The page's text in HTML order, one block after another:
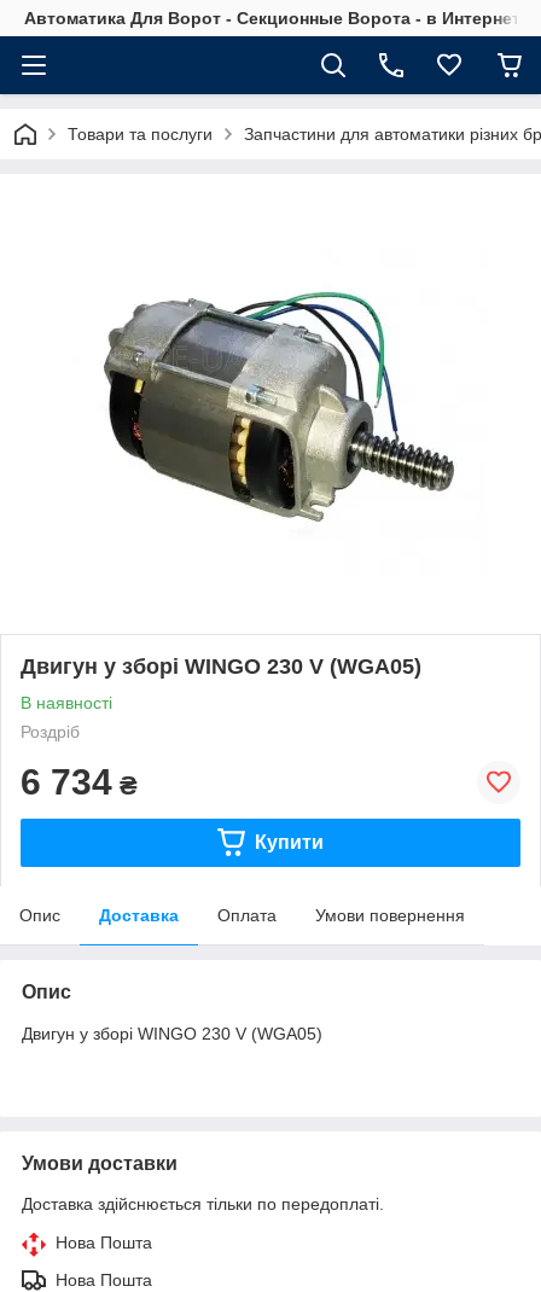
Автоматика Для Ворот - Секционные Ворота - в Интернет
Товари та послуги Запчастини для автоматики різних
Двигун у зборі WINGO 230 V (WGA05)
В наявності
Роздріб
6 734 ₴
Купити
Опис Доставка Оплата Умови повернення
Опис
Двигун у зборі WINGO 230 V (WGA05)
Умови доставки
Доставка здійснюється тільки по передоплаті.
Нова Пошта
Нова Пошта